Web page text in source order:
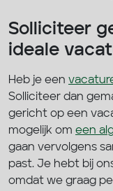
Solliciteer
ideale
Heb je een
Solliciteer dan
gericht op een
mogelijk om een
gaan vervolgens
past. Je hebt bij
omdat we graag